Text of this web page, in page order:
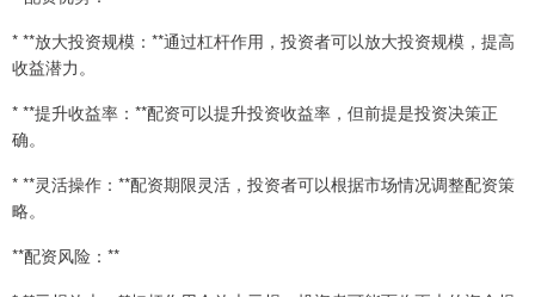
* **放大投资规模：**通过杠杆作用，投资者可以放大投资规模，提高
收益潜力。
* **提升收益率：**配资可以提升投资收益率，但前提是投资决策正
确。
* **灵活操作：**配资期限灵活，投资者可以根据市场情况调整配资策
略。
**配资风险：**